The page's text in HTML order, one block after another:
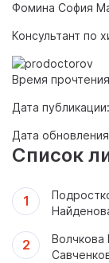
Фомина София
Консультант по
Время
Дата публикации:
Дата
Список
Волчкова